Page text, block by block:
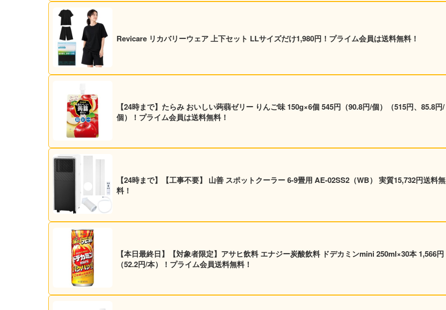
Revicare リカバリーウェア 上下セット LLサイズだけ1,980円！プライム会員は送料無料！
【24時まで】たらみ おいしい蒟蒻ゼリー りんご味 150g×6個 545円（90.8円/個）（515円、85.8円/
個）！プライム会員は送料無料！
【24時まで】【工事不要】 山善 スポットクーラー 6-9畳用 AE-02SS2（WB） 実質15,732円送料無
料！
【本日最終日】【対象者限定】アサヒ飲料 エナジー炭酸飲料 ドデカミンmini 250ml×30本 1,566円
（52.2円/本）！プライム会員送料無料！